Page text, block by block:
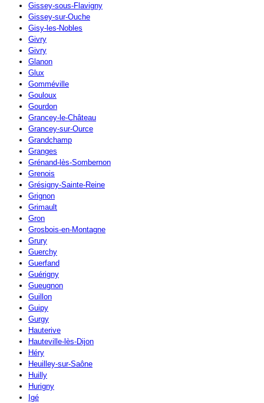
Gissey-sous-Flavigny
Gissey-sur-Ouche
Gisy-les-Nobles
Givry
Givry
Glanon
Glux
Gomméville
Gouloux
Gourdon
Grancey-le-Château
Grancey-sur-Ource
Grandchamp
Granges
Grénand-lès-Sombernon
Grenois
Grésigny-Sainte-Reine
Grignon
Grimault
Gron
Grosbois-en-Montagne
Grury
Guerchy
Guerfand
Guérigny
Gueugnon
Guillon
Guipy
Gurgy
Hauterive
Hauteville-lès-Dijon
Héry
Heuilley-sur-Saône
Huilly
Hurigny
Igé